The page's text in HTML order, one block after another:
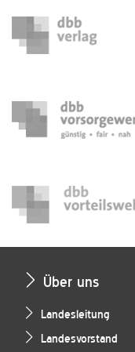
Über uns
Landesleitung
Landesvorstand